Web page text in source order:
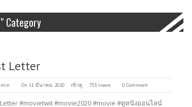
Letter
On 11 มีนาคม 2020 เข้าดู 753 views 0 Comment
#movietwit #movie2020 #movie #ดูหนังออนไลน์